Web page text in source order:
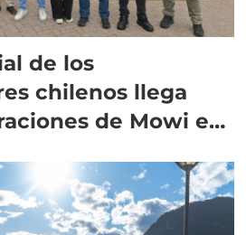
de los
chilenos llega
de Mowi en